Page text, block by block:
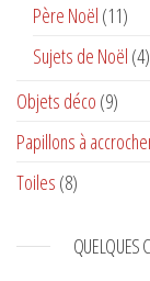
Père Noël (11)
Sujets de Noël (4)
Objets déco (9)
Papillons à
Toiles (8)
QUELQUES